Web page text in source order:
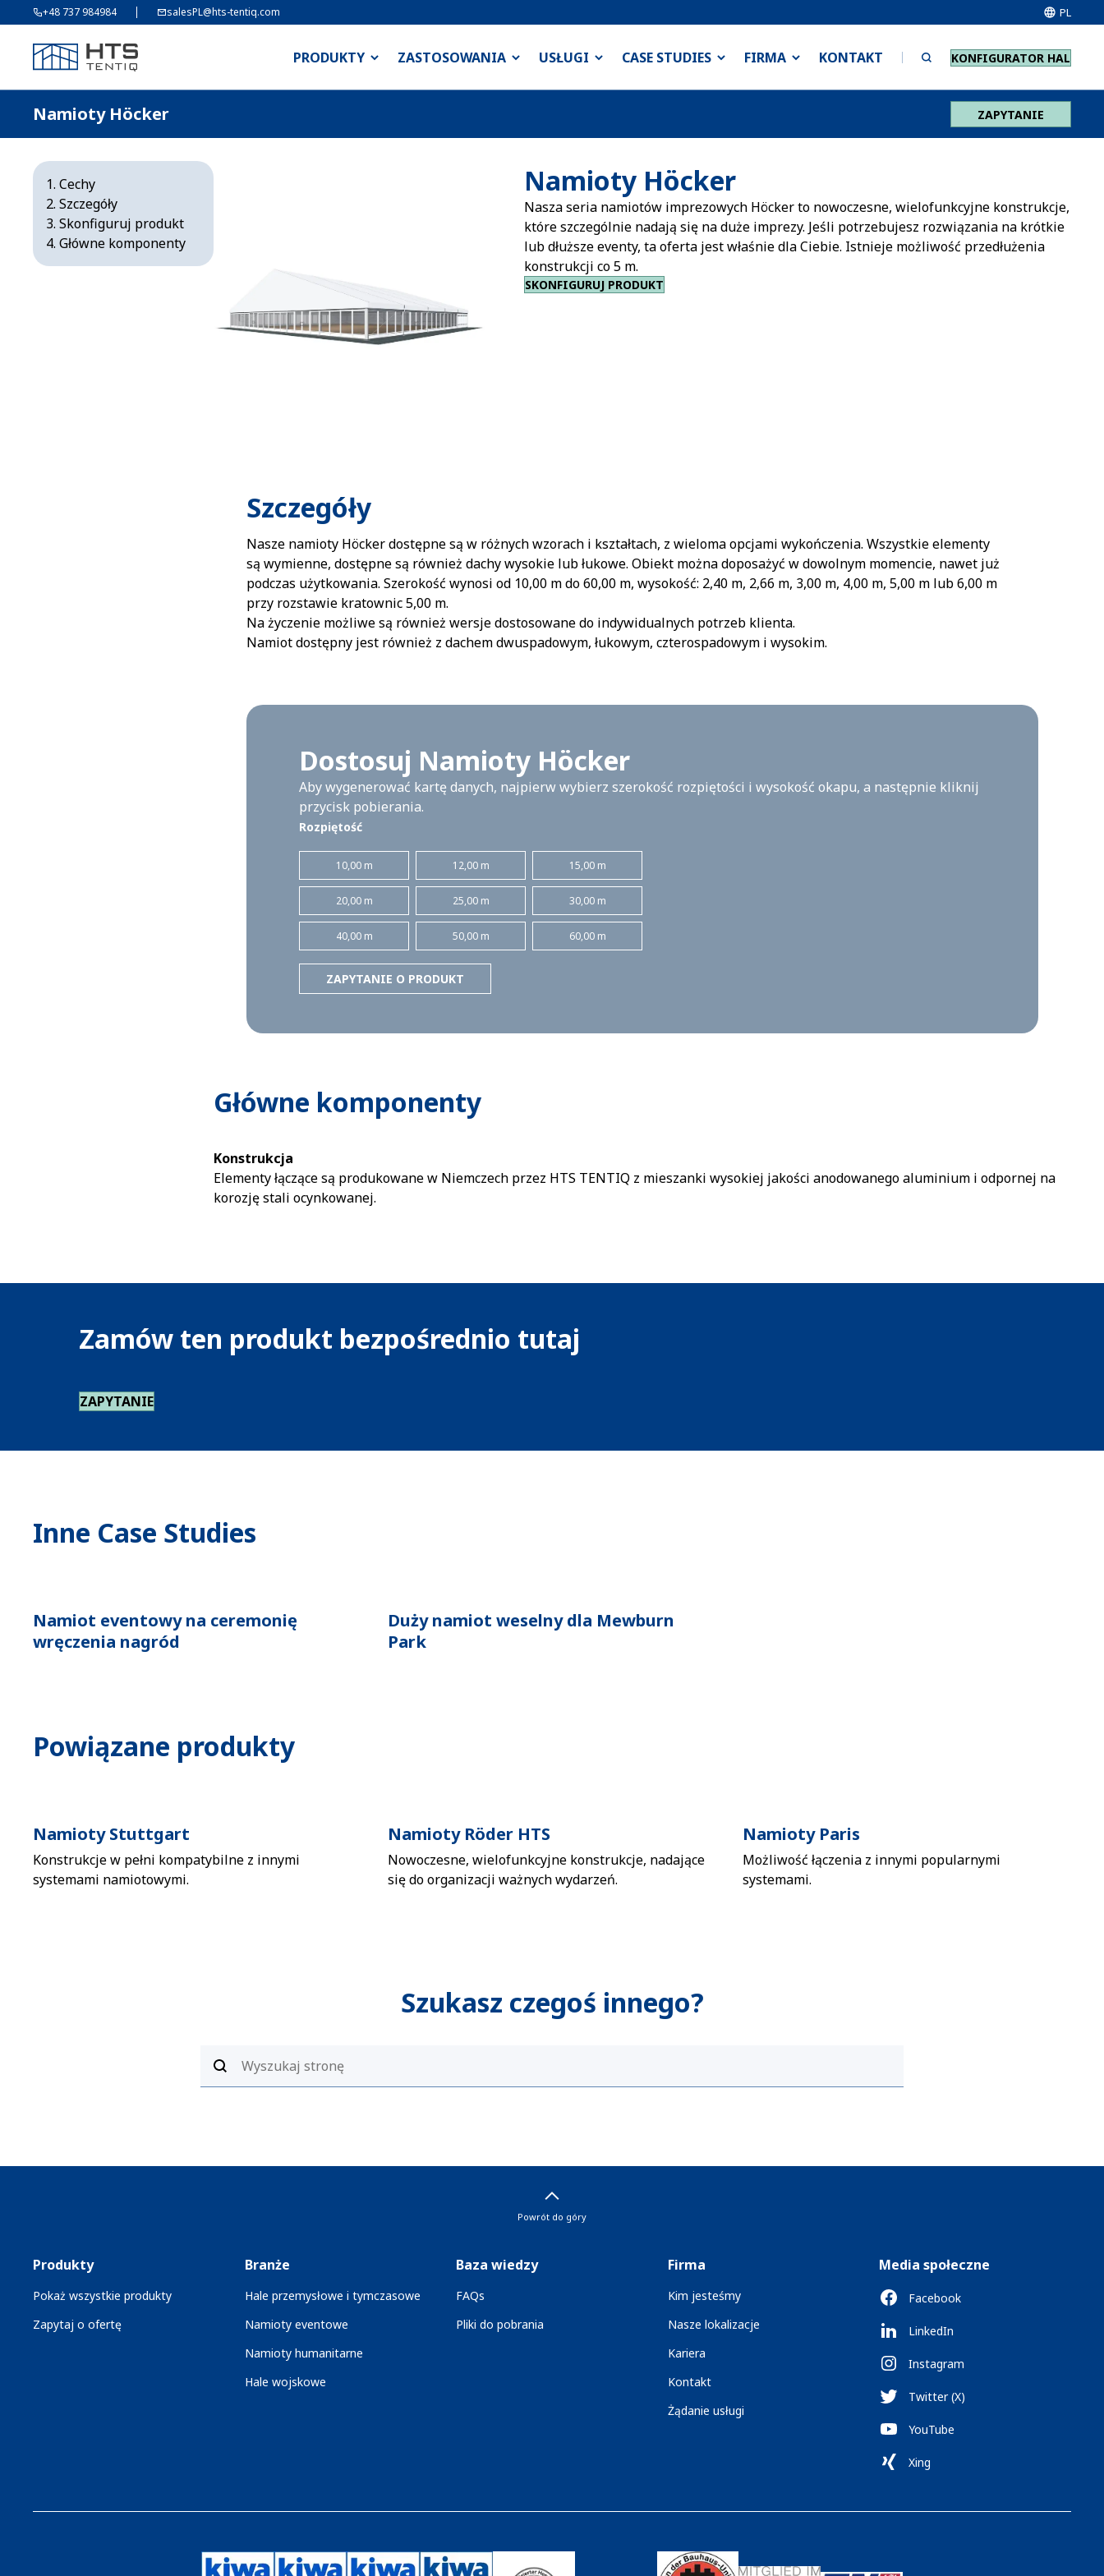
+48 737 984984 salesPL@hts-tentiq.com PL
PRODUKTY ZASTOSOWANIA USŁUGI CASE STUDIES FIRMA KONTAKT KONFIGURATOR HAL
Namioty Höcker ZAPYTANIE
Cechy
Szczegóły
Skonfiguruj produkt
Główne komponenty
Namioty Höcker
Nasza seria namiotów imprezowych Höcker to nowoczesne, wielofunkcyjne konstrukcje,
które szczególnie nadają się na duże imprezy. Jeśli potrzebujesz rozwiązania na krótkie
lub dłuższe eventy, ta oferta jest właśnie dla Ciebie. Istnieje możliwość przedłużenia
konstrukcji co 5 m.
SKONFIGURUJ PRODUKT
Szczegóły
Nasze namioty Höcker dostępne są w różnych wzorach i kształtach, z wieloma opcjami wykończenia. Wszystkie elementy
są wymienne, dostępne są również dachy wysokie lub łukowe. Obiekt można doposażyć w dowolnym momencie, nawet już
podczas użytkowania. Szerokość wynosi od 10,00 m do 60,00 m, wysokość: 2,40 m, 2,66 m, 3,00 m, 4,00 m, 5,00 m lub 6,00 m
przy rozstawie kratownic 5,00 m.
Na życzenie możliwe są również wersje dostosowane do indywidualnych potrzeb klienta.
Namiot dostępny jest również z dachem dwuspadowym, łukowym, czterospadowym i wysokim.
Dostosuj Namioty Höcker
Aby wygenerować kartę danych, najpierw wybierz szerokość rozpiętości i wysokość okapu, a następnie kliknij
przycisk pobierania.
Rozpiętość
10,00 m 12,00 m 15,00 m
20,00 m 25,00 m 30,00 m
40,00 m 50,00 m 60,00 m
ZAPYTANIE O PRODUKT
Główne komponenty
Konstrukcja
Elementy łączące są produkowane w Niemczech przez HTS TENTIQ z mieszanki wysokiej jakości anodowanego aluminium i odpornej na
korozję stali ocynkowanej.
Zamów ten produkt bezpośrednio tutaj
ZAPYTANIE
Inne Case Studies
Namiot eventowy na ceremonię
wręczenia nagród
Duży namiot weselny dla Mewburn
Park
Powiązane produkty
Namioty Stuttgart
Konstrukcje w pełni kompatybilne z innymi
systemami namiotowymi.
Namioty Röder HTS
Nowoczesne, wielofunkcyjne konstrukcje, nadające
się do organizacji ważnych wydarzeń.
Namioty Paris
Możliwość łączenia z innymi popularnymi
systemami.
Szukasz czegoś innego?
Powrót do góry
Produkty
Pokaż wszystkie produkty
Zapytaj o ofertę
Branże
Hale przemysłowe i tymczasowe
Namioty eventowe
Namioty humanitarne
Hale wojskowe
Baza wiedzy
FAQs
Pliki do pobrania
Firma
Kim jesteśmy
Nasze lokalizacje
Kariera
Kontakt
Żądanie usługi
Media społeczne
Facebook
LinkedIn
Instagram
Twitter (X)
YouTube
Xing